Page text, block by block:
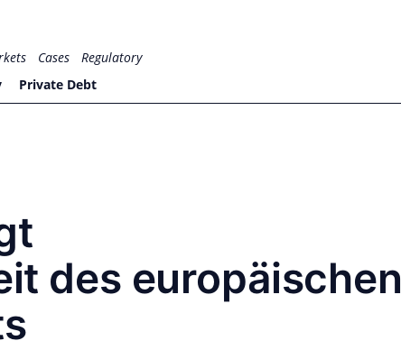
Cases
Regulatory
Private Debt
des europäischen